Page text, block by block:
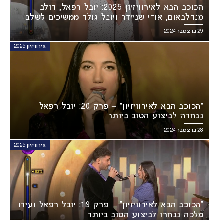
הכוכב הבא לאירוויזיון 2025: יובל רפאל, דולב
מנדלבאום, אודי שניידר ויובל גולד ממשיכים לשלב
הבא!
29 בדצמבר 2024
אירוויזיון 2025
“הכוכב הבא לאירוויזיון” – פרק 20: יובל רפאל
נבחרה לביצוע הטוב ביותר
28 בדצמבר 2024
אירוויזיון 2025
“הכוכב הבא לאירוויזיון” – פרק 19: יובל רפאל ועידו
מלכה נבחרו לביצוע הטוב ביותר